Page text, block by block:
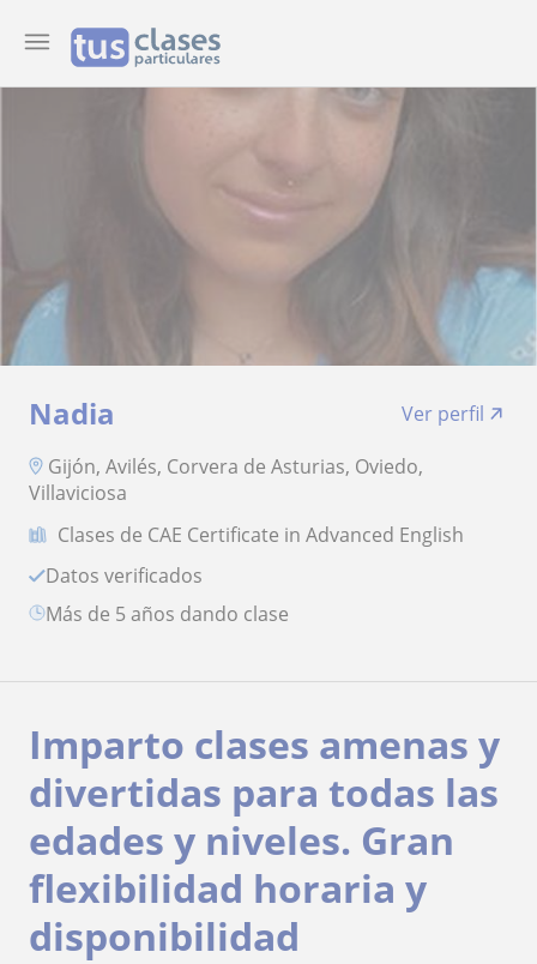
Nadia
Ver perfil
Gijón, Avilés, Corvera de Asturias, Oviedo,
Villaviciosa
Clases de CAE Certificate in Advanced English
Datos verificados
más de 5 años dando clase
Imparto clases amenas y
divertidas para todas las
edades y niveles. Gran
flexibilidad horaria y
disponibilidad